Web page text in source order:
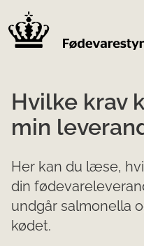
Hvilke krav
min
Her kan du læse,
din
undgår salmonella
kødet.